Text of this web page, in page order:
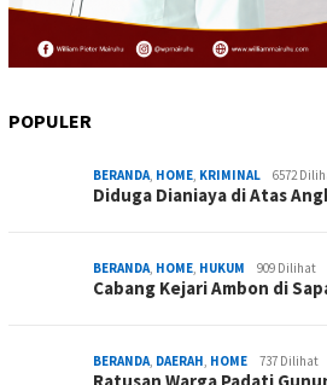
POPULER
BERANDA HOME KRIMINAL 6572
Diduga Dianiaya di Atas
BERANDA HOME HUKUM 909 Dilihat
Cabang Kejari Ambon di
BERANDA DAERAH HOME 737 Dilihat